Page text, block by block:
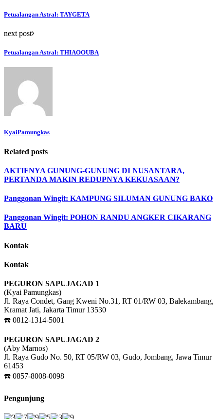
Petualangan Astral: TAYGETA
next post
Petualangan Astral: THIAOOUBA
KyaiPamungkas
Related posts
AKTIFNYA GUNUNG-GUNUNG DI NUSANTARA,
PERTANDA MAKIN REDUPNYA KEKUASAAN?
Panggonan Wingit: KAMPUNG SILUMAN GUNUNG BAKO
Panggonan Wingit: POHON RANDU ANGKER CIKARANG
BARU
Kontak
Kontak
PEGURON SAPUJAGAD 1
(Kyai Pamungkas)
Jl. Raya Condet, Gang Kweni No.31, RT 01/RW 03, Balekambang,
Kramat Jati, Jakarta Timur 13530
☎️ 0812-1314-5001
PEGURON SAPUJAGAD 2
(Aby Marnos)
Jl. Raya Gudo No. 50, RT 05/RW 03, Gudo, Jombang, Jawa Timur
61453
☎️ 0857-8008-0098
Pengunjung